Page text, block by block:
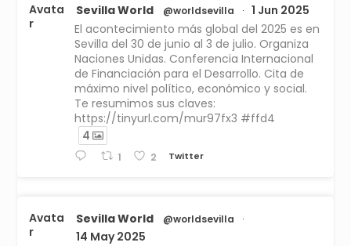
Avata
r
Sevilla World @worldsevilla ·
1 Jun 2025
El acontecimiento más global del 2025 es en
Sevilla del 30 de junio al 3 de julio. Organiza
Naciones Unidas. Conferencia Internacional
de Financiación para el Desarrollo. Cita de
máximo nivel político, económico y social.
Te resumimos sus claves:
https://tinyurl.com/mur97fx3 #ffd4
4
1 2 Twitter
Avata
r
Sevilla World @worldsevilla ·
14 May 2025